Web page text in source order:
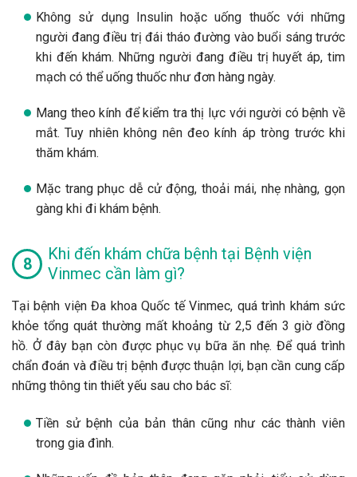
Không sử dụng Insulin hoặc uống thuốc với những
người đang điều trị đái tháo đường vào buổi sáng trước
khi đến khám. Những người đang điều trị huyết áp, tim
mạch có thể uống thuốc như đơn hàng ngày.
Mang theo kính để kiểm tra thị lực với người có bệnh về
mắt. Tuy nhiên không nên đeo kính áp tròng trước khi
thăm khám.
Mặc trang phục dễ cử động, thoải mái, nhẹ nhàng, gọn
gàng khi đi khám bệnh.
Khi đến khám chữa bệnh tại Bệnh viện
Vinmec cần làm gì?
Tại bệnh viện Đa khoa Quốc tế Vinmec, quá trình khám sức
khỏe tổng quát thường mất khoảng từ 2,5 đến 3 giờ đồng
hồ. Ở đây bạn còn được phục vụ bữa ăn nhẹ. Để quá trình
chẩn đoán và điều trị bệnh được thuận lợi, bạn cần cung cấp
những thông tin thiết yếu sau cho bác sĩ:
Tiền sử bệnh của bản thân cũng như các thành viên
trong gia đình.